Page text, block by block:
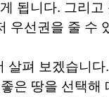
됩니다. 그리고
우선권을 줄 수
살펴 보겠습니다.
은 땅을 선택해